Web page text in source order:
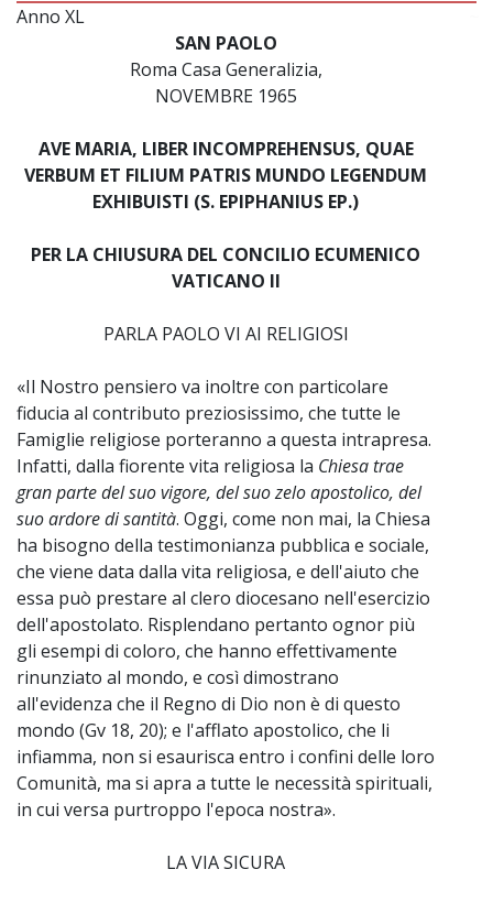
Anno XL
SAN PAOLO
Roma Casa Generalizia,
NOVEMBRE 1965
AVE MARIA, LIBER INCOMPREHENSUS, QUAE
VERBUM ET FILIUM PATRIS MUNDO LEGENDUM
EXHIBUISTI (S. EPIPHANIUS EP.)
PER LA CHIUSURA DEL CONCILIO ECUMENICO
VATICANO II
PARLA PAOLO VI AI RELIGIOSI
«Il Nostro pensiero va inoltre con particolare
fiducia al contributo preziosissimo, che tutte le
Famiglie religiose porteranno a questa intrapresa.
Infatti, dalla fiorente vita religiosa la Chiesa trae
gran parte del suo vigore, del suo zelo apostolico, del
suo ardore di santità. Oggi, come non mai, la Chiesa
ha bisogno della testimonianza pubblica e sociale,
che viene data dalla vita religiosa, e dell'aiuto che
essa può prestare al clero diocesano nell'esercizio
dell'apostolato. Risplendano pertanto ognor più
gli esempi di coloro, che hanno effettivamente
rinunziato al mondo, e così dimostrano
all'evidenza che il Regno di Dio non è di questo
mondo (Gv 18, 20); e l'afflato apostolico, che li
infiamma, non si esaurisca entro i confini delle loro
Comunità, ma si apra a tutte le necessità spirituali,
in cui versa purtroppo l'epoca nostra».
LA VIA SICURA